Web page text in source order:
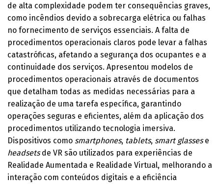
de alta complexidade podem ter consequências graves,
como incêndios devido a sobrecarga elétrica ou falhas
no fornecimento de serviços essenciais. A falta de
procedimentos operacionais claros pode levar a falhas
catastróficas, afetando a segurança dos ocupantes e a
continuidade dos serviços. Apresentou modelos de
procedimentos operacionais através de documentos
que detalham todas as medidas necessárias para a
realização de uma tarefa específica, garantindo
operações seguras e eficientes, além da aplicação dos
procedimentos utilizando tecnologia imersiva.
Dispositivos como smartphones, tablets, smart glassese
headsetsde VR são utilizados para experiências de
Realidade Aumentada e Realidade Virtual, melhorando a
interação com conteúdos digitais e a eficiência